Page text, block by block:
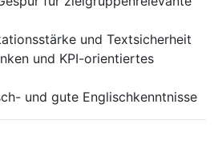
und Textsicherheit
und KPI-orientiertes
und gute Englischkenntnisse